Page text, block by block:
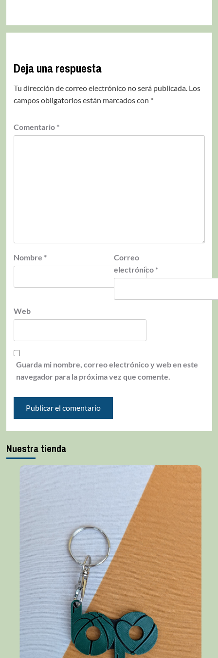
Deja una respuesta
Tu dirección de correo electrónico no será publicada. Los
campos obligatorios están marcados con *
Comentario *
Nombre *
Correo
electrónico *
Web
Guarda mi nombre, correo electrónico y web en este
navegador para la próxima vez que comente.
Nuestra tienda